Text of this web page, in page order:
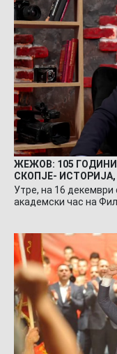
ЖЕЖОВ: 105
СКОПЈЕ-
Утре, на 16
академски час на